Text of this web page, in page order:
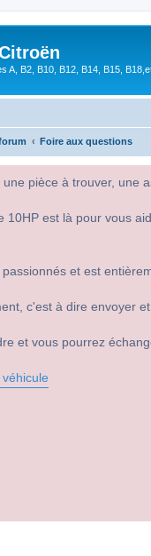
A, B2, B10, B12, B14, B15,
Foire aux questions
pièce à trouver, une
est là pour vous
et est
c'est à dire envoyer
et vous pourrez